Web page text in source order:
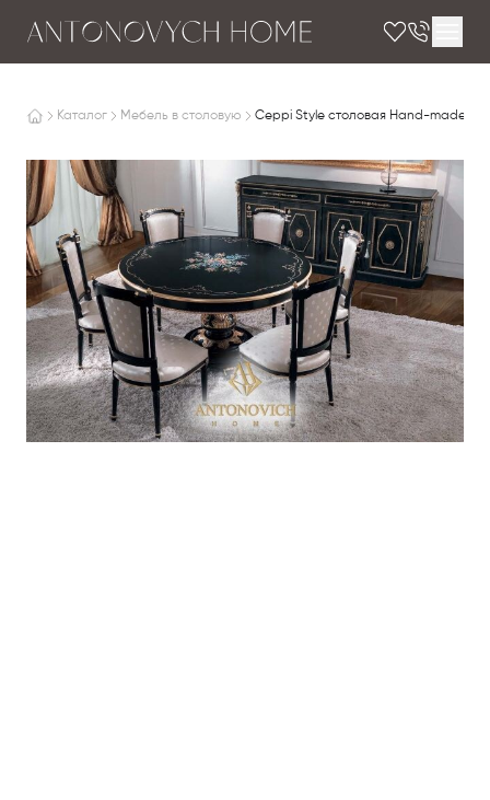
Каталог Мебель в столовую Ceppi Style столовая Hand-made